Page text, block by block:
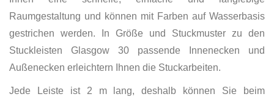
Raumgestaltung und können mit Farben auf Wasserbasis
gestrichen werden. In Größe und Stuckmuster zu den
Stuckleisten Glasgow 30 passende Innenecken und
Außenecken erleichtern Ihnen die Stuckarbeiten.
Jede Leiste ist 2 m lang, deshalb können Sie beim